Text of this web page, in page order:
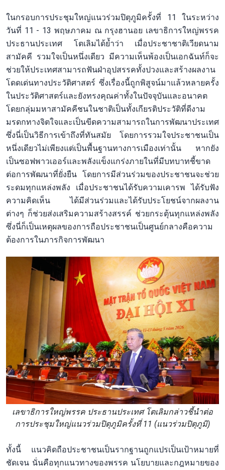
ในกรอบการประชุมใหญ่แนวร่วมปิตุภูมิครั้งที่ 11 ในระหว่าง
วันที่ 11 - 13 พฤษภาคม ณ กรุงฮานอย เลขาธิการใหญ่พรรค
ประธานประเทศ โตเลิมได้ย้ำว่า เมื่อประชาชาติเวียดนาม
สามัคคี รวมใจเป็นหนึ่งเดียว มีความเห็นพ้องเป็นเอกฉันท์ก็จะ
ช่วยให้ประเทศสามารถฟันฝ่าอุปสรรคทั้งปวงและสร้างผลงาน
โดดเด่นทางประวัติศาสตร์ ซึ่งเรื่องนี้ถูกพิสูจน์มาแล้วหลายครั้ง
ในประวัติศาสตร์และยังทรงคุณค่าทั้งในปัจจุบันและอนาคต
โดยกลุ่มมหาสามัคคีชนในชาติเป็นทั้งเกียรติประวัติที่ดีงาม
มรดกทางจิตใจและเป็นขีดความสามารถในการพัฒนาประเทศ
ซึ่งนี่เป็นวิธีการเข้าถึงที่ทันสมัย โดยการรวมใจประชาชนเป็น
หนึ่งเดียวไม่เพียงแต่เป็นพื้นฐานทางการเมืองเท่านั้น หากยัง
เป็นซอฟพาวเออร์และพลังแข็งแกร่งภายในที่มีบทบาทชี้ขาด
ต่อการพัฒนาที่ยั่งยืน โดยการมีส่วนร่วมของประชาชนจะช่วย
ระดมทุกแหล่งพลัง เมื่อประชาชนได้รับความเคารพ ได้รับฟัง
ความคิดเห็น ได้มีส่วนร่วมและได้รับประโยชน์จากผลงาน
ต่างๆ ก็ช่วยส่งเสริมความสร้างสรรค์ ช่วยกระตุ้นทุกแหล่งพลัง
ซึ่งนี่ก็เป็นเหตุผลของการถือประชาชนเป็นศูนย์กลางคือความ
ต้องการในภารกิจการพัฒนา
เลขาธิการใหญ่พรรค ประธานประเทศ โตเลิมกล่าวชี้นำต่อ
การประชุมใหญ่แนวร่วมปิตุภูมิครั้งที่ 11 (แนวร่วมปิตุภูมิ)
ทั้งนี้ แนวคิดถือประชาชนเป็นรากฐานถูกแปรเป็นเป้าหมายที่
ชัดเจน นั่นคือทุกแนวทางของพรรค นโยบายและกฎหมายของ